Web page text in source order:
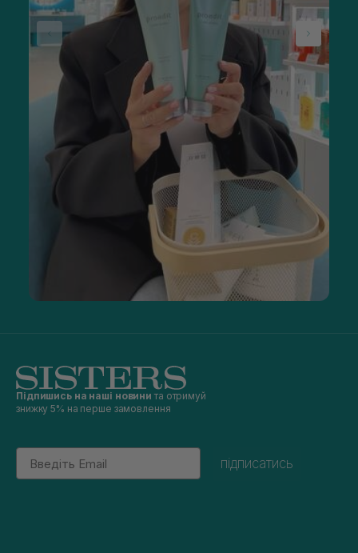
Підпишись на наші новини та отримуй
знижку 5% на перше замовлення
Email
підписатись